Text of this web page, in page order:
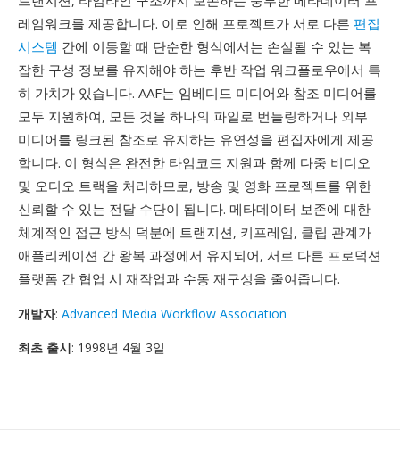
레임워크를 제공합니다. 이로 인해 프로젝트가 서로 다른 편집
시스템 간에 이동할 때 단순한 형식에서는 손실될 수 있는 복
잡한 구성 정보를 유지해야 하는 후반 작업 워크플로우에서 특
히 가치가 있습니다. AAF는 임베디드 미디어와 참조 미디어를
모두 지원하여, 모든 것을 하나의 파일로 번들링하거나 외부
미디어를 링크된 참조로 유지하는 유연성을 편집자에게 제공
합니다. 이 형식은 완전한 타임코드 지원과 함께 다중 비디오
및 오디오 트랙을 처리하므로, 방송 및 영화 프로젝트를 위한
신뢰할 수 있는 전달 수단이 됩니다. 메타데이터 보존에 대한
체계적인 접근 방식 덕분에 트랜지션, 키프레임, 클립 관계가
애플리케이션 간 왕복 과정에서 유지되어, 서로 다른 프로덕션
플랫폼 간 협업 시 재작업과 수동 재구성을 줄여줍니다.
개발자: Advanced Media Workflow Association
최초 출시: 1998년 4월 3일